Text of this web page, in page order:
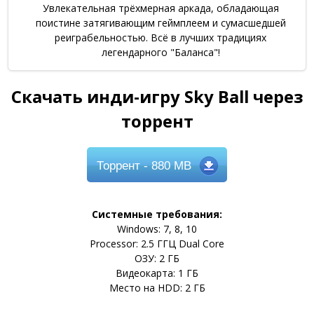
Увлекательная трёхмерная аркада, обладающая
поистине затягивающим геймплеем и сумасшедшей
реиграбельностью. Всё в лучших традициях
легендарного "Баланса"!
Скачать инди-игру Sky Ball через
торрент
Торрент- 880 MB
Системные требования:
Windows: 7, 8, 10
Processor: 2.5 ГГЦ Dual Core
ОЗУ: 2 ГБ
Видеокарта: 1 ГБ
Место на HDD: 2 ГБ